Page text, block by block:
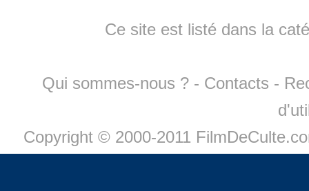
Ce site est listé dans la
Qui sommes-nous ? - Contacts -
Copyright © 2000-2011